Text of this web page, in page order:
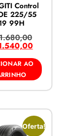
Control
225/55
99H
AO
Oferta!